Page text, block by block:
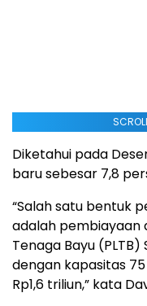
Diketahui pada
baru sebesar 7,8
“Salah satu bentuk
adalah pembiayaan
Tenaga Bayu
dengan kapasitas
Rp1,6 triliun,” kata